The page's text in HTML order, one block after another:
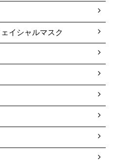
イシャルマスク